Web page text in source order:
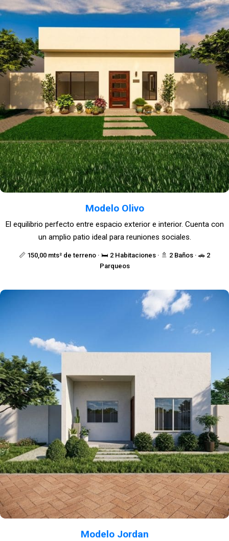
Modelo Olivo
📏 150,00 mts² de terreno · 🛏️ 2 Habitaciones · 🚿 2 Baños · 🚗 2
Parqueos
El equilibrio perfecto entre espacio exterior e interior. Cuenta con
un amplio patio ideal para reuniones sociales.
Modelo Jordan